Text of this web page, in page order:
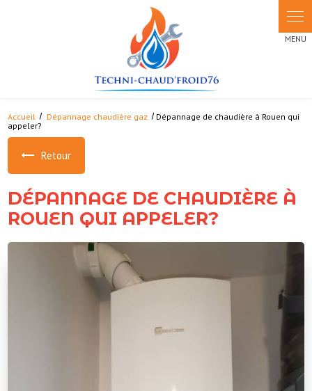
Accueil Dépannage chaudière gaz
Dépannage de chaudière à Rouen qui
appeler?
Retour
DÉPANNAGE DE CHAUDIÈRE À
ROUEN QUI APPELER?